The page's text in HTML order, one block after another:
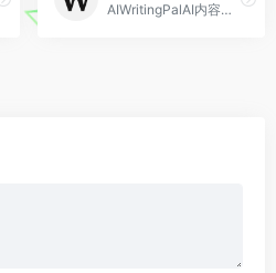
AIWritingPalAI内容创作工具